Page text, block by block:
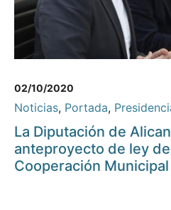
02/10/2020
Noticias, Portada,
La Diputación de
anteproyecto de ley
Cooperación Municipal